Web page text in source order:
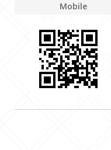
Mobile